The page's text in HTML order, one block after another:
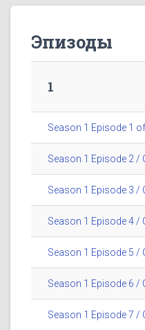
Эпизоды
1
Season 1 Episode 1
Season 1 Episode 2 /
Season 1 Episode 3 /
Season 1 Episode 4 /
Season 1 Episode 5 /
Season 1 Episode 6 /
Season 1 Episode 7 /